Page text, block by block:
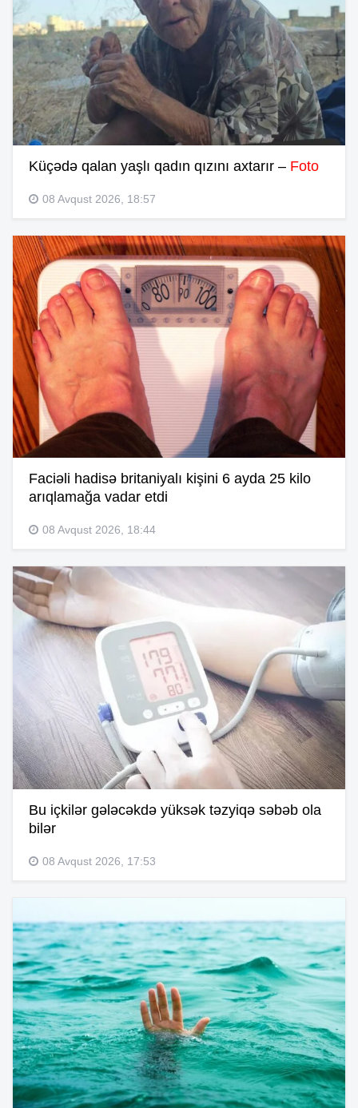
Küçədə qalan yaşlı qadın qızını axtarır – Foto
08 Avqust 2026, 18:57
Faciəli hadisə britaniyalı kişini 6 ayda 25 kilo
arıqlamağa vadar etdi
08 Avqust 2026, 18:44
Bu içkilər gələcəkdə yüksək təzyiqə səbəb ola
bilər
08 Avqust 2026, 17:53